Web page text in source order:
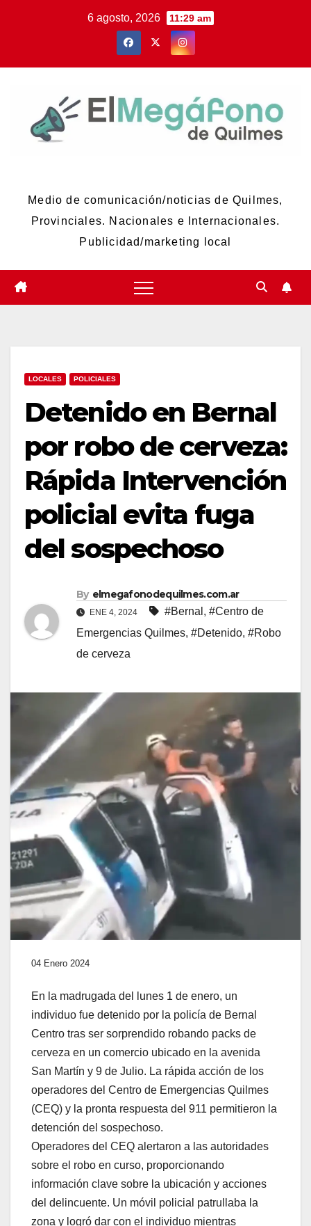
6 agosto, 2026 11:29 am
Medio de comunicación/noticias de Quilmes,
Provinciales. Nacionales e Internacionales.
Publicidad/marketing local
LOCALES POLICIALES
Detenido en Bernal
por robo de cerveza:
Rápida Intervención
policial evita fuga
del sospechoso
By elmegafonodequilmes.com.ar
ENE 4, 2024 #Bernal , #Centro de
Emergencias Quilmes, #Detenido, #Robo
de cerveza
04 Enero 2024
En la madrugada del lunes 1 de enero, un
individuo fue detenido por la policía de Bernal
Centro tras ser sorprendido robando packs de
cerveza en un comercio ubicado en la avenida
San Martín y 9 de Julio. La rápida acción de los
operadores del Centro de Emergencias Quilmes
(CEQ) y la pronta respuesta del 911 permitieron la
detención del sospechoso.
Operadores del CEQ alertaron a las autoridades
sobre el robo en curso, proporcionando
información clave sobre la ubicación y acciones
del delincuente. Un móvil policial patrullaba la
zona y logró dar con el individuo mientras